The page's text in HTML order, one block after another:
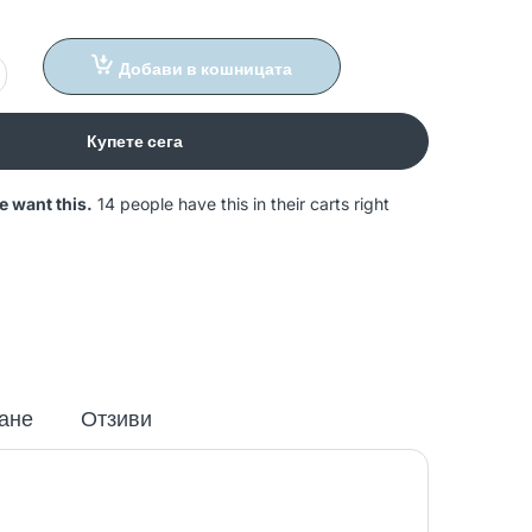
Добави в кошницата
Купете сега
want this. 14 people have this in their carts right
Отзиви